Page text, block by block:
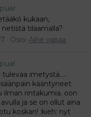
kukaan,
tilaamalla?
Osio: Aihe vapaa
imetystä.....
kääntyneet
ilman rintakumia. oon
ja se on ollut aina
koskan! :kieh: nyt